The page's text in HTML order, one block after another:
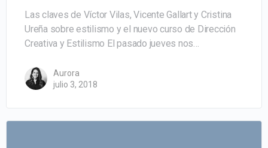
Las claves de Víctor Vilas, Vicente Gallart y Cristina
Ureña sobre estilismo y el nuevo curso de Dirección
Creativa y Estilismo El pasado jueves nos…
Aurora
julio 3, 2018